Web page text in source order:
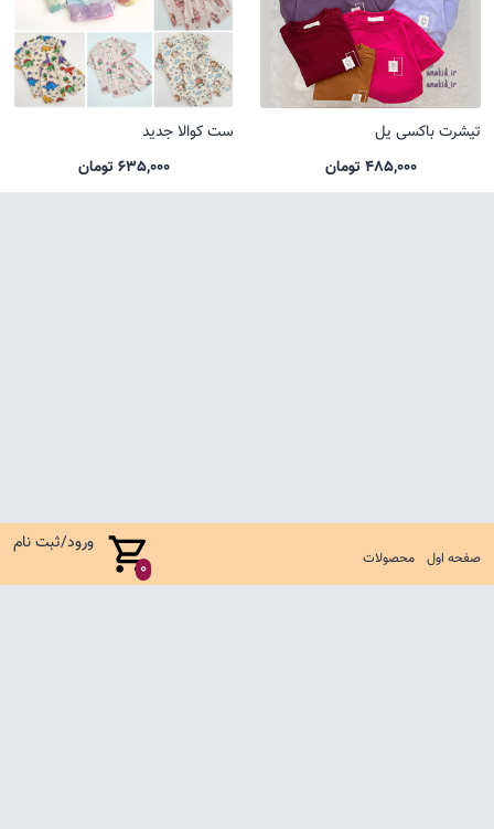
صفحه اول محصولات 0
ورود/ثبت نام
تیشرت باکسی یل
485,000 تومان
ست کوالا جدید
635,000 تومان